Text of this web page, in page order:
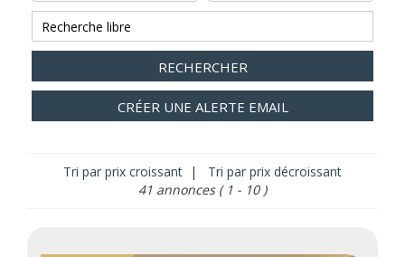
RECHERCHER
CRÉER UNE ALERTE EMAIL
Tri par prix croissant |
Tri par prix décroissant
41 annonces ( 1 - 10 )